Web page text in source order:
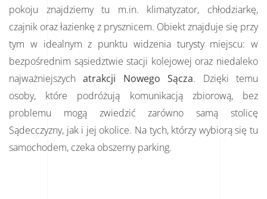
pokoju znajdziemy tu m.in. klimatyzator, chłodziarkę,
czajnik oraz łazienkę z prysznicem. Obiekt znajduje się przy
tym w idealnym z punktu widzenia turysty miejscu: w
bezpośrednim sąsiedztwie stacji kolejowej oraz niedaleko
najważniejszychatrakcji Nowego Sącza. Dzięki temu
osoby, które podróżują komunikacją zbiorową, bez
problemu mogą zwiedzić zarówno samą stolicę
Sądecczyzny, jak i jej okolice. Na tych, którzy wybiorą się tu
samochodem, czeka obszerny parking.